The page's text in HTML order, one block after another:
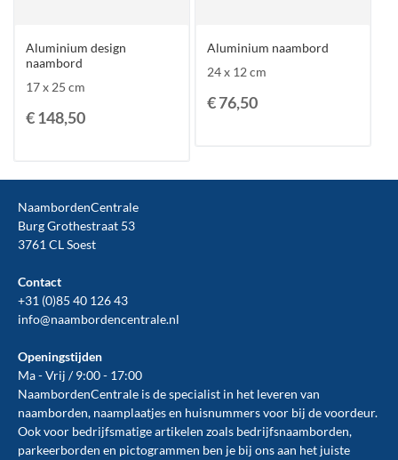
Aluminium design
naambord
17 x 25 cm
€ 148,50
Aluminium naambord
24 x 12 cm
€ 76,50
NaambordenCentrale
Burg Grothestraat 53
3761 CL Soest
Contact
+31 (0)85 40 126 43
info@naambordencentrale.nl
Openingstijden
Ma - Vrij / 9:00 - 17:00
NaambordenCentrale is de specialist in het leveren van
naamborden, naamplaatjes en huisnummers voor bij devoordeur.
Ook voor bedrijfsmatige artikelen zoals bedrijfsnaamborden,
parkeerborden en pictogrammen ben je bij ons aan het juiste